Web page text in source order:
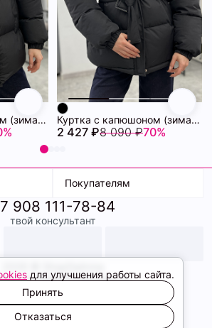
Куртка с капюшоном (зима) 72460880\15 Куртка с капюшоном (зима) 72460878\15
2 427 ₽8 090 ₽70%
Покупателям
Доставка
Условия оплаты
Образы
908 111-78-84
твой консультант
конфиденциальности
Соглашение cookie
создали
для улучшения работы сайта.
Принять
Отказаться